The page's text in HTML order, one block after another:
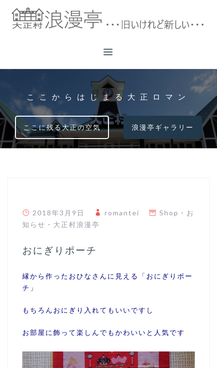
ッ
プ
ここからはじまる大正ロマン
ここに残る大正の空気 浪漫亭ギャラリー
2018年3月9日 romantei Shop ・ お
知らせ ・ 大正村浪漫亭
おにぎりポーチ
縁から作ったおひなさんに見える「おにぎりポー
チ」
もちろんおにぎり入れてもいいですし
お部屋に飾って楽しんでもかわいいと人気です